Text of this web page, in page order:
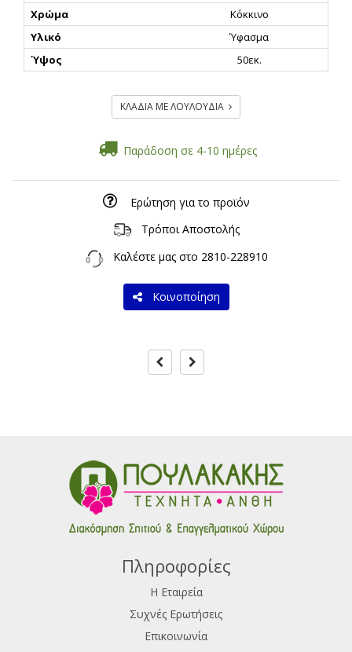
Χρώμα
Κόκκινο
Υλικό
Ύφασμα
Ύψος
50εκ.
ΚΛΑΔΙΑ ΜΕ ΛΟΥΛΟΥΔΙΑ
Παράδοση σε 4-10 ημέρες
Ερώτηση για το προϊόν
Τρόποι Αποστολής
Καλέστε μας στο 2810-228910
Κοινοποίηση
Πληροφορίες
Η Εταιρεία
Συχνές Ερωτήσεις
Επικοινωνία